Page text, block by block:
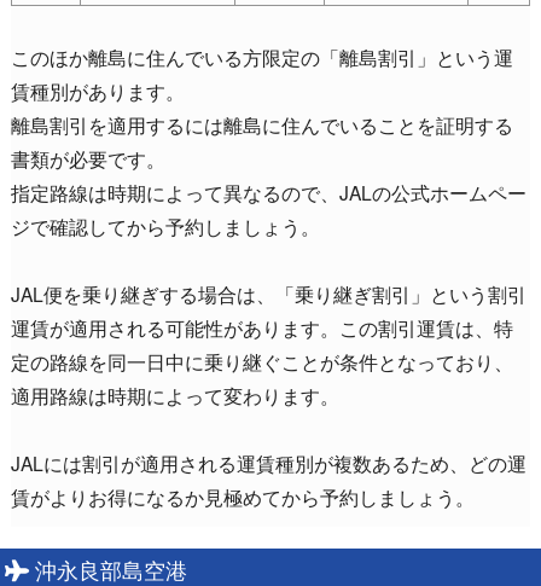
このほか離島に住んでいる方限定の「離島割引」という運
賃種別があります。
離島割引を適用するには離島に住んでいることを証明する
書類が必要です。
指定路線は時期によって異なるので、JALの公式ホームペー
ジで確認してから予約しましょう。
JAL便を乗り継ぎする場合は、「乗り継ぎ割引」という割引
運賃が適用される可能性があります。この割引運賃は、特
定の路線を同一日中に乗り継ぐことが条件となっており、
適用路線は時期によって変わります。
JALには割引が適用される運賃種別が複数あるため、どの運
賃がよりお得になるか見極めてから予約しましょう。
沖永良部島空港